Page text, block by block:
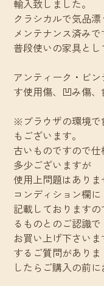
輸入致しました。
クラシカルで気品
メンテナンス済み
普段使いの家具とし
アンティーク・ビ
す使用傷、凹み傷、
※ブラウザの環境で
もございます。
古いものですので
多少ございますが
使用上問題はあり
コンディション欄に
記載しております
るものとのご認識で
お買い上げ下さい
するご質問がありま
したらご購入の前に